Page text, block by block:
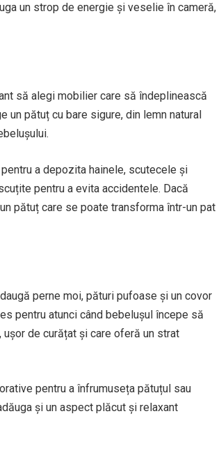
un strop de energie și veselie în cameră,
să alegi mobilier care să îndeplinească
pătuț cu bare sigure, din lemn natural
a depozita hainele, scutecele și
pentru a evita accidentele. Dacă
pătuț care se poate transforma într-un pat
perne moi, pături pufoase și un covor
pentru atunci când bebelușul începe să
de curățat și care oferă un strat
pentru a înfrumuseța pătuțul sau
și un aspect plăcut și relaxant